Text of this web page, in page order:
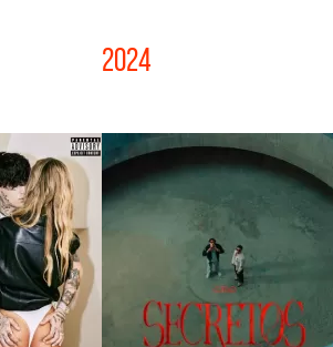
2024